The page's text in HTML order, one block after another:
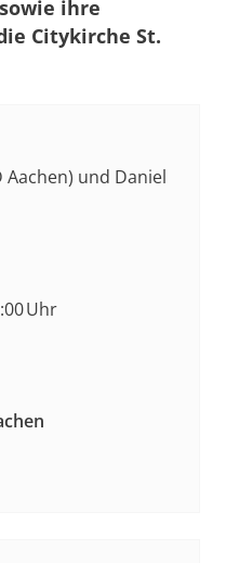
ihre
Citykirche St.
und Daniel
Uhr